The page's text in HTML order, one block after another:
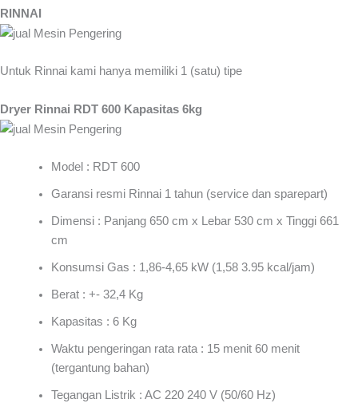
RINNAI
Untuk Rinnai kami hanya memiliki 1 (satu) tipe
Dryer Rinnai RDT 600 Kapasitas 6kg
Model : RDT 600
Garansi resmi Rinnai 1 tahun (service dan sparepart)
Dimensi : Panjang 650 cm x Lebar 530 cm x Tinggi 661
cm
Konsumsi Gas : 1,86-4,65 kW (1,58 3.95 kcal/jam)
Berat : +- 32,4 Kg
Kapasitas : 6 Kg
Waktu pengeringan rata rata : 15 menit 60 menit
(tergantung bahan)
Tegangan Listrik : AC 220 240 V (50/60 Hz)